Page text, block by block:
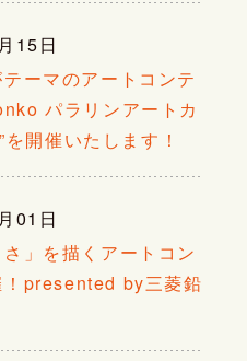
15日
ーマのアートコンテ
パラリンアートカ
開催いたします！
01日
さ」を描くアートコン
！presented by三菱鉛